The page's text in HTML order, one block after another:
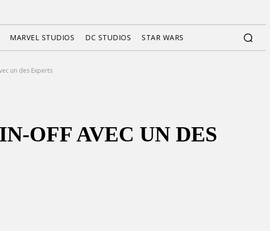
MARVEL STUDIOS DC STUDIOS STAR WARS
un des Experts
OFF AVEC UN DES